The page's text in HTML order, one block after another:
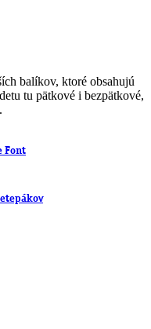
Font
balíkov, ktoré obsahujú
tu pätkové i bezpätkové,